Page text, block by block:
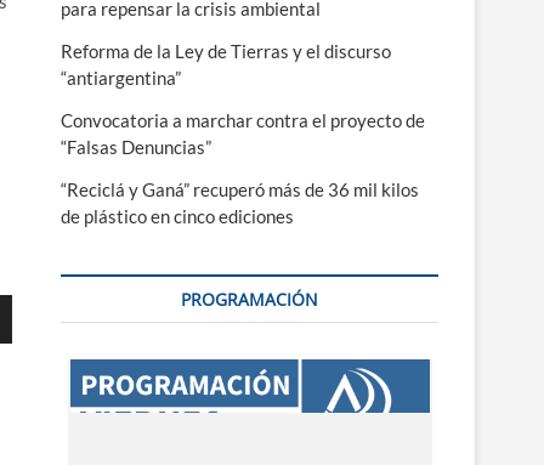
para repensar la crisis ambiental
Reforma de la Ley de Tierras y el discurso
“antiargentina”
Convocatoria a marchar contra el proyecto de
“Falsas Denuncias”
“Reciclá y Ganá” recuperó más de 36 mil kilos
de plástico en cinco ediciones
PROGRAMACIÓN